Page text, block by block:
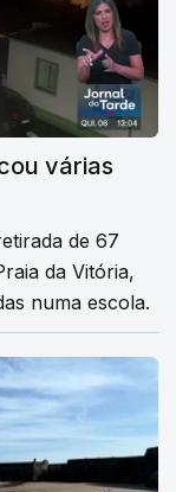
várias
de 67
da Vitória,
numa escola.